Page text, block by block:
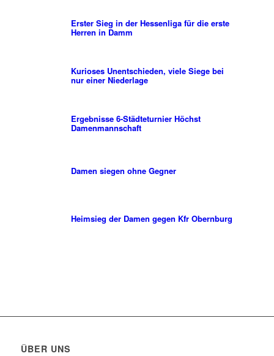
Erster Sieg in der Hessenliga für die erste
Herren in Damm
Kurioses Unentschieden, viele Siege bei
nur einer Niederlage
Ergebnisse 6-Städteturnier Höchst
Damenmannschaft
Damen siegen ohne Gegner
Heimsieg der Damen gegen Kfr Obernburg
ÜBER UNS